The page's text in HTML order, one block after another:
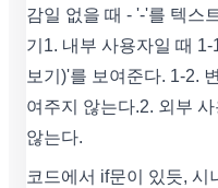
감일 없을 때 - '-'를 텍스
기 1. 내부 사용자일 때
보기)'를 보여준다. 1-2.
여주지 않는다. 2. 외부
않는다.
코드에서 if문이 있듯, 시